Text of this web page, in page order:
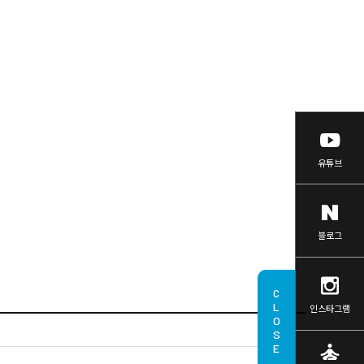
유튜브
블로그
인스타그램
self_improvement
CLOSE